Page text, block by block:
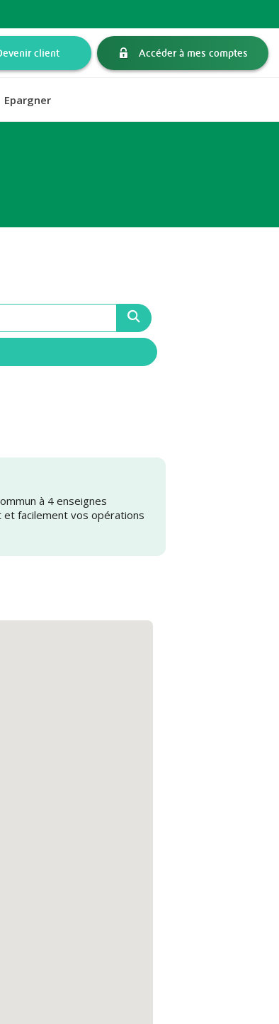
client Accéder à mes comptes
Epargner
à 4 enseignes
et facilement vos opérations